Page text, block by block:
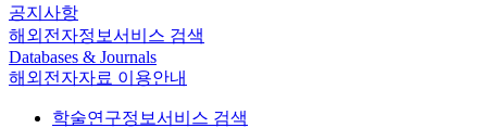
공지사항
해외전자정보서비스 검색
Databases & Journals
해외전자자료 이용안내
학술연구정보서비스 검색